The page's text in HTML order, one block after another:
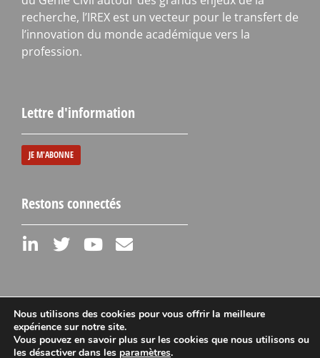
recherche, l’IREX est un vecteur pour le transfert de
l’innovation du monde académique vers la
profession.
Lettre d'information
JE M'ABONNE
Restons connectés
Mentions légales
Nous utilisons des cookies pour vous offrir la meilleure
expérience sur notre site.
Vous pouvez en savoir plus sur les cookies que nous utilisons ou
les désactiver dans les paramètres.